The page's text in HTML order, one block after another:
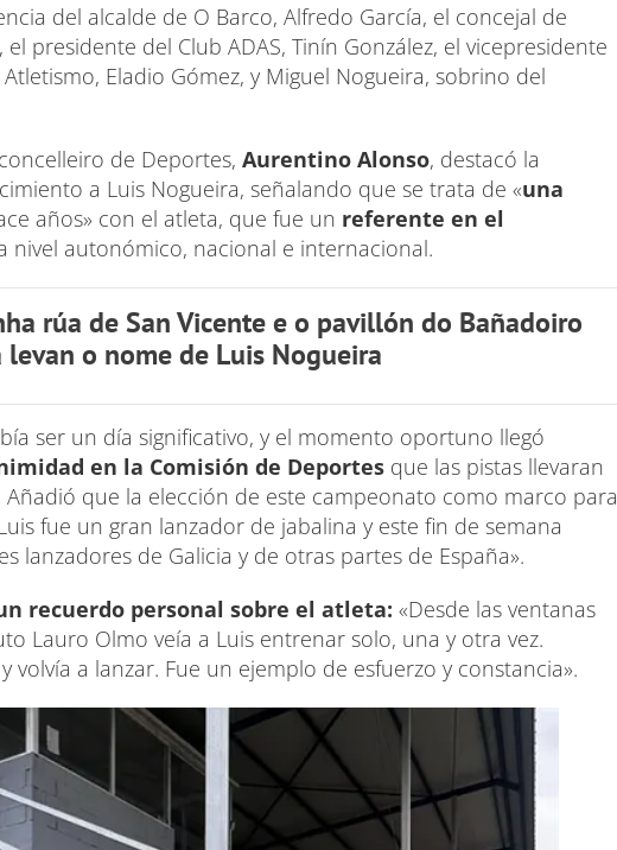
del alcalde de O Barco, Alfredo García, el concejal de
presidente del Club ADAS, Tinín González, el vicepresidente
Eladio Gómez, y Miguel Nogueira, sobrino del
de Deportes, Aurentino Alonso, destacó la
a Luis Nogueira, señalando que se trata de «una
años» con el atleta, que fue un referente en el
nivel autonómico, nacional e internacional.
rúa de San Vicente e o pavillón do Bañadoiro
levan o nome de Luis Nogueira
ser un día significativo, y el momento oportuno llegó
en la Comisión de Deportes que las pistas llevaran
Añadió que la elección de este campeonato como marco para
fue un gran lanzador de jabalina y este fin de semana
lanzadores de Galicia y de otras partes de España».
recuerdo personal sobre el atleta: «Desde las ventanas
Lauro Olmo veía a Luis entrenar solo, una y otra vez.
volvía a lanzar. Fue un ejemplo de esfuerzo y constancia».